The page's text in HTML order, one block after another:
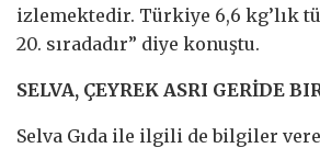
izlemektedir. Türkiye 6,6 kg’lık
20. sıradadır” diye konuştu.
SELVA, ÇEYREK ASRI GERİDE
Selva Gıda ile ilgili de bilgiler